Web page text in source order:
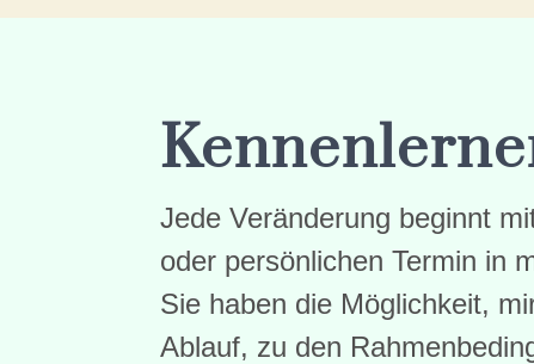
Jede Veränderung beginnt
oder persönlichen Termin in
Sie haben die Möglichkeit,
Ablauf, zu den